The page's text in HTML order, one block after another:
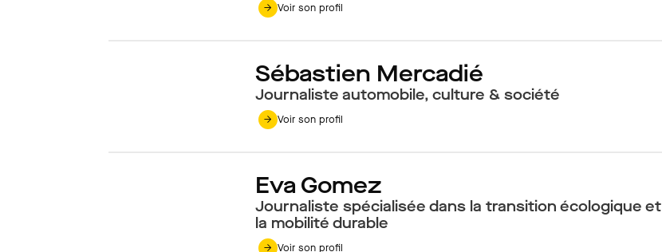
Voir son profil
Sébastien Mercadié
Journaliste automobile, culture & société
Voir son profil
Eva Gomez
Journaliste spécialisée dans la transition écologique et
la mobilité durable
Voir son profil